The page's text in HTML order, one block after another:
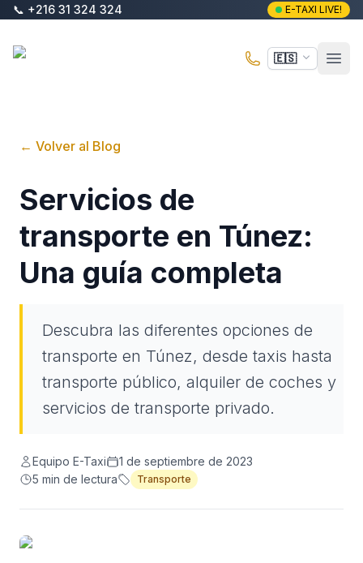
Saltar al contenido principal
📞 +216 31 324 324 E-TAXI LIVE!
🇪🇸
← Volver al Blog
Servicios de
transporte en Túnez:
Una guía completa
Descubra las diferentes opciones de
transporte en Túnez, desde taxis hasta
transporte público, alquiler de coches y
servicios de transporte privado.
Equipo E-Taxi
1 de septiembre de 2023
5 min de lectura Transporte